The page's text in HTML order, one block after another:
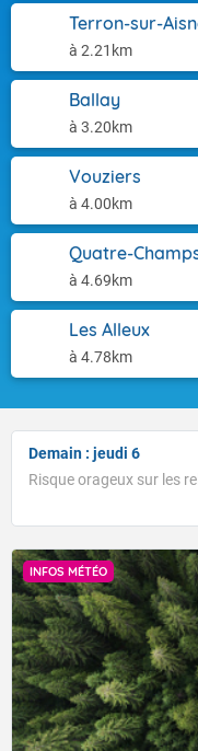
Terron-sur-
à 2.21km
Ballay
à 3.20km
Vouziers
à 4.00km
Quatre-
à 4.69km
Les Alleux
à 4.78km
Demain : jeudi 6
Risque orageux sur les
INFOS MÉTÉO